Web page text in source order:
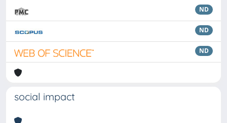
ND
ND
ND
social impact